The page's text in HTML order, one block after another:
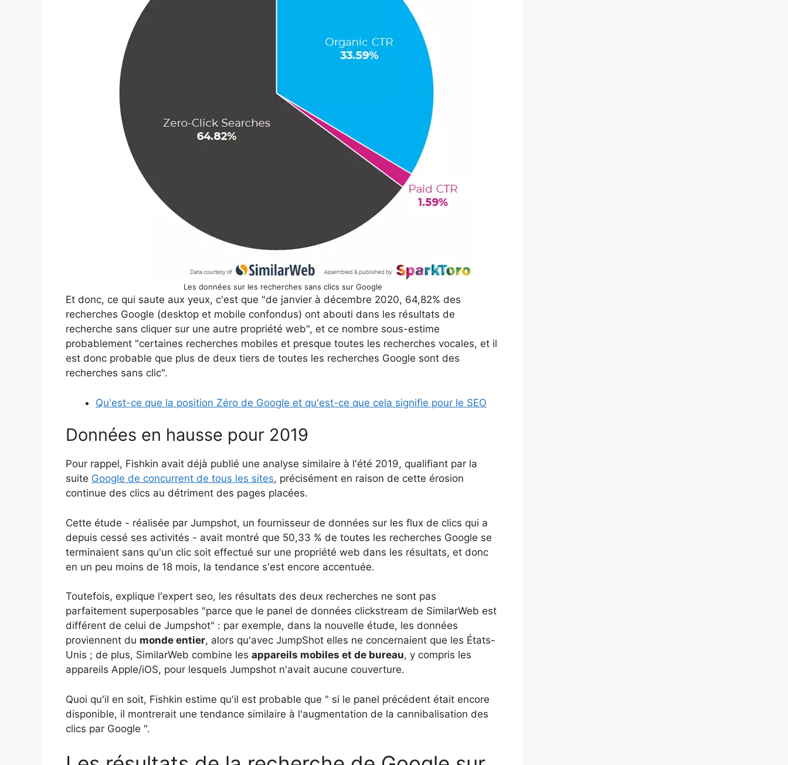
Les données sur les recherches sans clics sur Google
Et donc, ce qui saute aux yeux, c'est que "de janvier à décembre 2020, 64,82% des
recherches Google (desktop et mobile confondus) ont abouti dans les résultats de
recherche sans cliquer sur une autre propriété web", et ce nombre sous-estime
probablement "certaines recherches mobiles et presque toutes les recherches vocales, et il
est donc probable que plus de deux tiers de toutes les recherches Google sont des
recherches sans clic".
Qu'est-ce que la position Zéro de Google et qu'est-ce que cela signifie pour le SEO
Données en hausse pour 2019
Pour rappel, Fishkin avait déjà publié une analyse similaire à l'été 2019, qualifiant par la
suite Google de concurrent de tous les sites, précisément en raison de cette érosion
continue des clics au détriment des pages placées.
Cette étude - réalisée par Jumpshot, un fournisseur de données sur les flux de clics qui a
depuis cessé ses activités - avait montré que 50,33 % de toutes les recherches Google se
terminaient sans qu'un clic soit effectué sur une propriété web dans les résultats, et donc
en un peu moins de 18 mois, la tendance s'est encore accentuée.
Toutefois, explique l'expert seo, les résultats des deux recherches ne sont pas
parfaitement superposables "parce que le panel de données clickstream de SimilarWeb est
différent de celui de Jumpshot" : par exemple, dans la nouvelle étude, les données
proviennent du monde entier, alors qu'avec JumpShot elles ne concernaient que les États-
Unis ; de plus, SimilarWeb combine les appareils mobiles et de bureau, y compris les
appareils Apple/iOS, pour lesquels Jumpshot n'avait aucune couverture.
Quoi qu'il en soit, Fishkin estime qu'il est probable que " si le panel précédent était encore
disponible, il montrerait une tendance similaire à l'augmentation de la cannibalisation des
clics par Google ".